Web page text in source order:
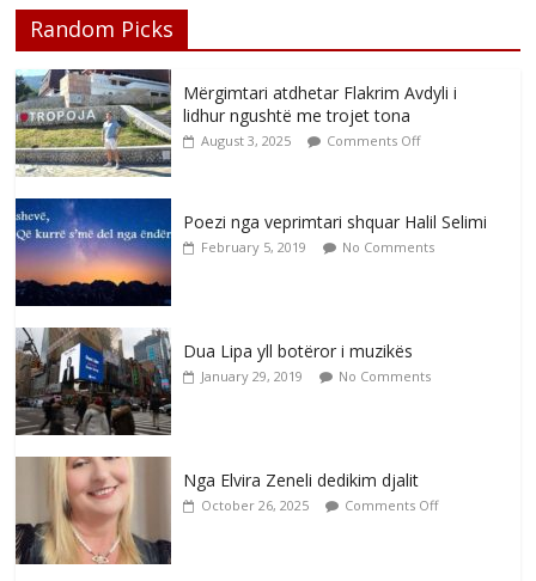
Random Picks
Mërgimtari atdhetar Flakrim Avdyli i
lidhur ngushtë me trojet tona
August 3, 2025 Comments Off
Poezi nga veprimtari shquar Halil Selimi
February 5, 2019 No Comments
Dua Lipa yll botëror i muzikës
January 29, 2019 No Comments
Nga Elvira Zeneli dedikim djalit
October 26, 2025 Comments Off